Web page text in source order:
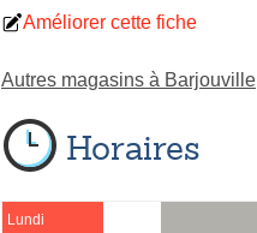
Améliorer cette fiche
Autres magasins à Barjouville
Horaires
Lundi